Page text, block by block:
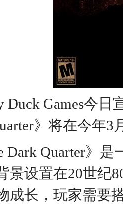
Duck Games今日
》将在今年
Dark Quarter》
景设置在20世纪
成长，玩家需要